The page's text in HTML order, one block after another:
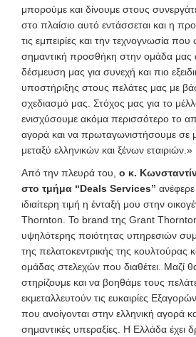
μπορούμε και δίνουμε στους
στο πλαίσιο αυτό εντάσσεται και η
τις εμπειρίες και την τεχνογνωσία που
σημαντική προσθήκη στην ομάδα μας
δέσμευση μας για συνεχή και πιο
υποστήριξης στους πελάτες μας με
σχεδιασμό μας. Στόχος μας για το
ενισχύσουμε ακόμα περισσότερο το
αγορά και να πρωταγωνιστήσουμε σε
μεταξύ ελληνικών και ξένων εταιριών.»
Από την πλευρά του, ο κ.
στο τμήμα “Deals Services” ανέφερε
ιδιαίτερη τιμή η ένταξή μου στην
Thornton. Το brand της Grant
υψηλότερης ποιότητας υπηρεσιών
της πελατοκεντρικής της κουλτούρας
ομάδας στελεχών που διαθέτει. Μαζί
στηρίζουμε και να βοηθάμε τους
εκμεταλλευτούν τις ευκαιρίες
που ανοίγονται στην ελληνική αγορά
σημαντικές υπεραξίες. Η Ελλάδα έχει